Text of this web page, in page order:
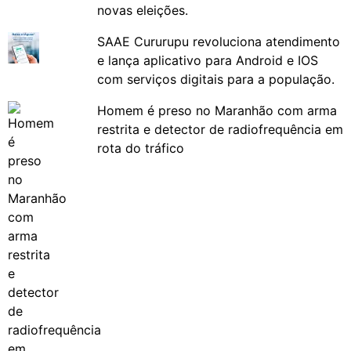
novas eleições.
SAAE Cururupu revoluciona atendimento
e lança aplicativo para Android e IOS
com serviços digitais para a população.
Homem é preso no Maranhão com arma
restrita e detector de radiofrequência em
rota do tráfico